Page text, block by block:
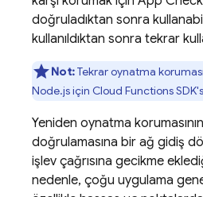
doğruladıktan sonra
kullanıldıktan sonra tekrar
Not:Tekrar oynatma
Node.js için Cloud Functions
Yeniden oynatma
doğrulamasına bir ağ gidiş
işlev çağrısına gecikme
nedenle, çoğu uygulama